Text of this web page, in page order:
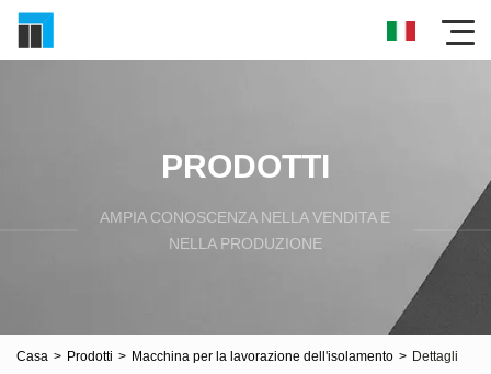
PRODOTTI
AMPIA CONOSCENZA NELLA VENDITA E
NELLA PRODUZIONE
Casa > Prodotti > Macchina per la lavorazione dell'isolamento > Dettagli